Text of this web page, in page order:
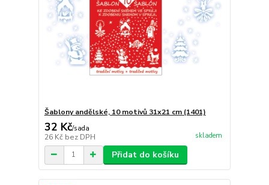
Šablony andělské, 10 motivů 31x21 cm (1401)
32 Kč/sada
26 Kč bez DPH skladem
Přidat do košíku